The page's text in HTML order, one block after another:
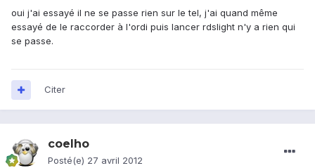
oui j'ai essayé il ne se passe rien sur le tel, j'ai quand même
essayé de le raccorder à l'ordi puis lancer rdslight n'y a rien qui
se passe.
Citer
coelho
Posté(e) 27 avril 2012